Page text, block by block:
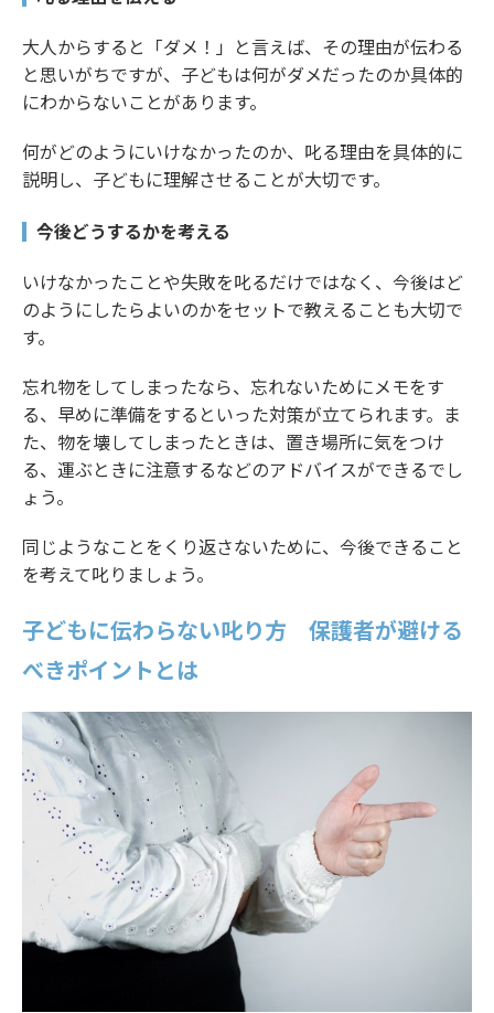
大人からすると「ダメ！」と言えば、その理由が伝わる
と思いがちですが、子どもは何がダメだったのか具体的
にわからないことがあります。
何がどのようにいけなかったのか、叱る理由を具体的に
説明し、子どもに理解させることが大切です。
今後どうするかを考える
いけなかったことや失敗を叱るだけではなく、今後はど
のようにしたらよいのかをセットで教えることも大切で
す。
忘れ物をしてしまったなら、忘れないためにメモをす
る、早めに準備をするといった対策が立てられます。ま
た、物を壊してしまったときは、置き場所に気をつけ
る、運ぶときに注意するなどのアドバイスができるでし
ょう。
同じようなことをくり返さないために、今後できること
を考えて叱りましょう。
子どもに伝わらない叱り方 保護者が避ける
べきポイントとは